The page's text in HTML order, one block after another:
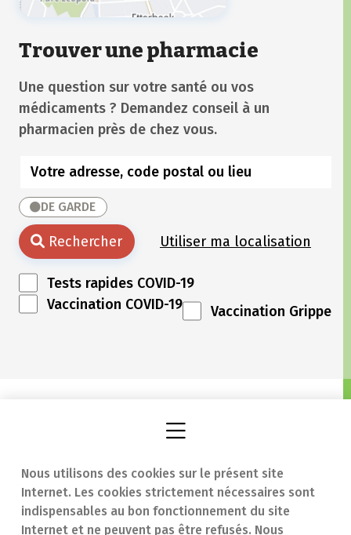
Nous utilisons des cookies sur le présent site
Internet. Les cookies strictement nécessaires sont
indispensables au bon fonctionnement du site
Internet et ne peuvent pas être refusés. Nous
Trouver une pharmacie
Une question sur votre santé ou vos
médicaments ? Demandez conseil à un
pharmacien près de chez vous.
DE GARDE
Rechercher Utiliser ma localisation
Tests rapides COVID-19
Vaccination COVID-19
Vaccination Grippe
Trouver une
En cas d'urgence